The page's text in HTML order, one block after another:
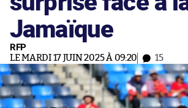
Jamaïque
RFP
LE MARDI 17 JUIN 2025 À 09:20 15